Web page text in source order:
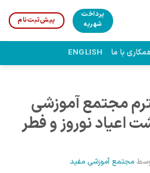
پرداخت
شهریه
پیش‌ثبت‌نام
با ما ENGLISH
مجتمع آموزشی
اعیاد نوروز و فطر
مجتمع آموزشی مفید